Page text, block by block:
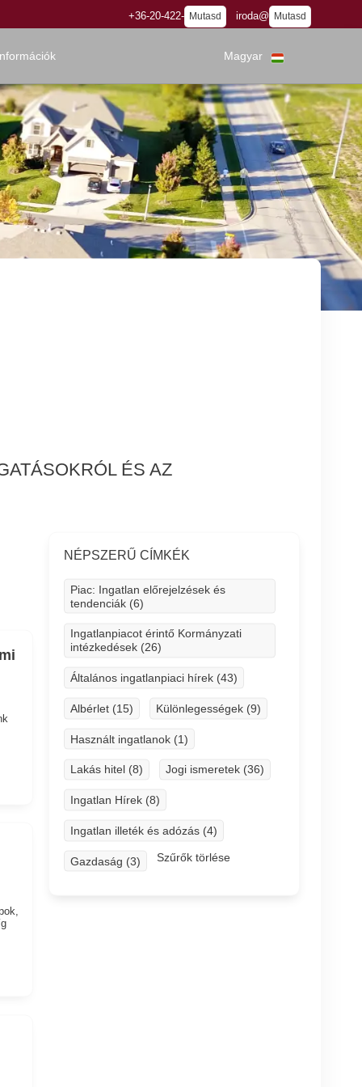
+36-20-422- Mutasd iroda@ Mutasd
Magyar
ÉS AZ
NÉPSZERŰ CÍMKÉK
Piac: Ingatlan előrejelzések és
tendenciák (6)
Ingatlanpiacot érintő Kormányzati
intézkedések (26)
Általános ingatlanpiaci hírek (43)
Albérlet (15) Különlegességek (9)
Használt ingatlanok (1)
Lakás hitel (8) Jogi ismeretek (36)
Ingatlan Hírek (8)
Ingatlan illeték és adózás (4)
Gazdaság (3) Szűrők törlése